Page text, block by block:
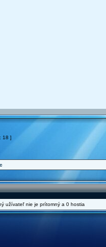
18 ]
užívateľ nie je prítomný a 0 hostia